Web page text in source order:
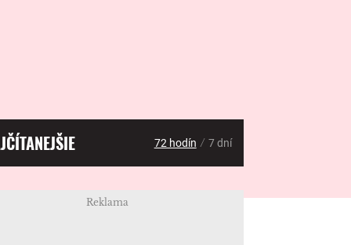
72 hodín / 7 dní
Reklama